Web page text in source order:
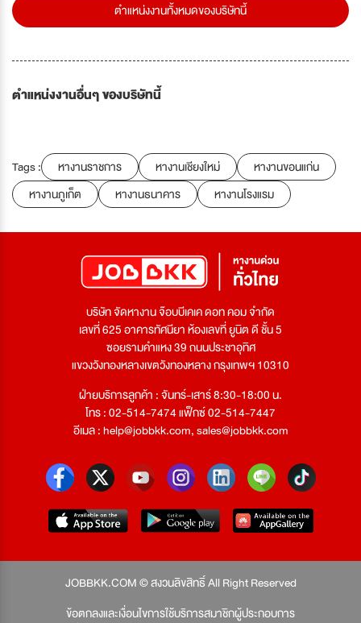
ตำแหน่งงานทั้งหมดของบริษัทนี้
ตำแหน่งงานอื่นๆ ของบริษัทนี้
Tags : หางานราชการ หางานเชียงใหม่
หางานขอนแก่น
หางานภูเก็ต
หางานธนาคาร หางานโรงแรม
บริษัท จัดหางาน จ๊อบบีเคเค ดอท คอม จำกัด
เลขที่ 625 อาคารทัศนียา ห้องเลขที่ ยูนิต ดี ชั้น 5
ซอยรามคำแหง 39 ถนนประชาอุทิศ
แขวงวังทองหลางเขตวังทองหลาง กรุงเทพฯ 10310
ฝ่ายบริการลูกค้า : จันทร์-เสาร์ 8:30-18:00 น.
โทร : 02-514-7474 แฟ็กซ์ 02-514-7447
อีเมล :help@jobbkk.com,sales@jobbkk.com
JOBBKK.COM © สงวนลิขสิทธิ์ All Right Reserved
ข้อตกลงและเงื่อนไขการใช้บริการสมาชิกผู้ประกอบการ